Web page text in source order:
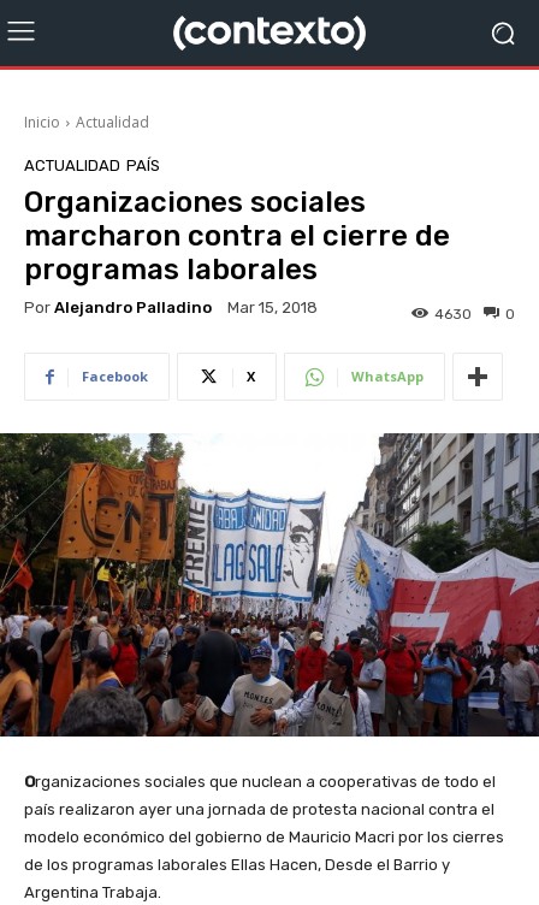
Inicio Actualidad
ACTUALIDAD PAÍS
Organizaciones sociales
marcharon contra el cierre de
programas laborales
Por Alejandro Palladino Mar 15, 2018 0
4630
Facebook X WhatsApp
Organizaciones sociales que nuclean a cooperativas de todo el
país realizaron ayer una jornada de protesta nacional contra el
modelo económico del gobierno de Mauricio Macri por los cierres
de los programas laborales Ellas Hacen, Desde el Barrio y
Argentina Trabaja.